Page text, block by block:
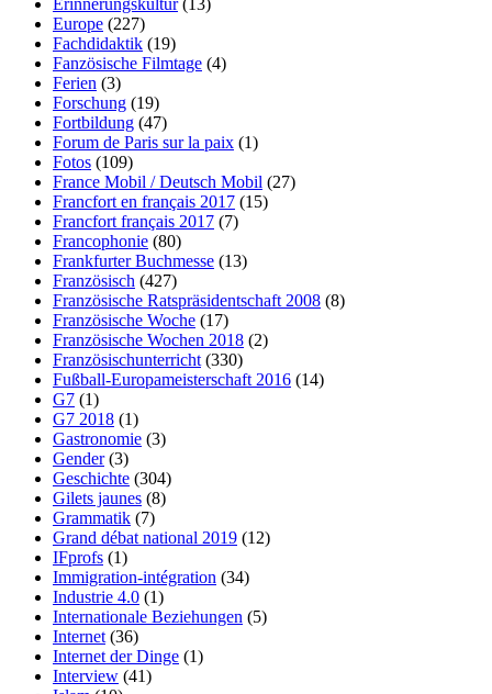
Erinnerungskultur(13)
Europe (227)
Fachdidaktik (19)
Fanzösische Filmtage (4)
Ferien (3)
Forschung (19)
Fortbildung (47)
Forum de Paris sur la paix (1)
Fotos (109)
France Mobil / Deutsch Mobil (27)
Francfort en français 2017 (15)
Francfort français 2017 (7)
Francophonie (80)
Frankfurter Buchmesse (13)
Französisch (427)
Französische Ratspräsidentschaft 2008 (8)
Französische Woche (17)
Französische Wochen 2018 (2)
Französischunterricht (330)
Fußball-Europameisterschaft 2016 (14)
G7 (1)
G7 2018 (1)
Gastronomie (3)
Gender(3)
Geschichte (304)
Gilets jaunes (8)
Grammatik (7)
Grand débat national 2019 (12)
IFprofs (1)
Immigration-intégration (34)
Industrie 4.0 (1)
Internationale Beziehungen (5)
Internet (36)
Internet der Dinge (1)
Interview (41)